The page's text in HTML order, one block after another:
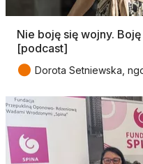
Nie boję się wojny.
[podcast]
● Dorota Setniewska,